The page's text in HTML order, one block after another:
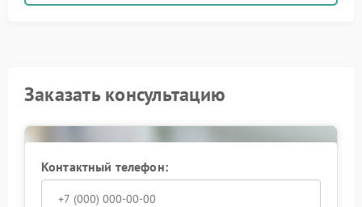
Заказать консультацию
Контактный телефон: